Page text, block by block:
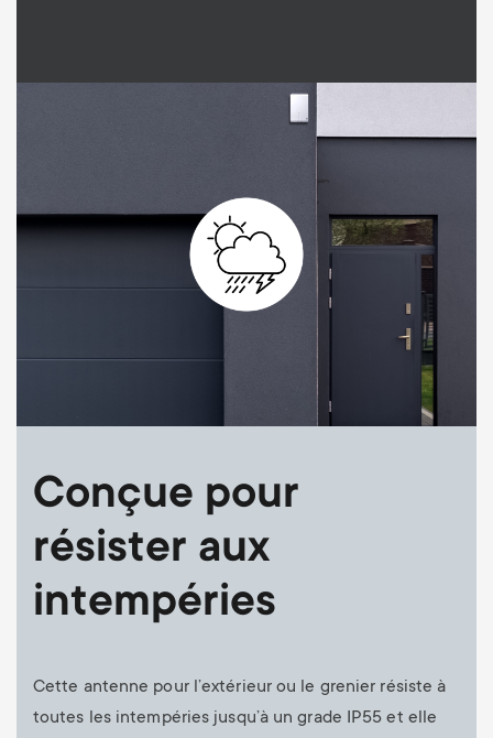
Conçue pour
résister aux
intempéries
Cette antenne pour l’extérieur ou le grenier résiste à
toutes les intempéries jusqu’à un grade IP55 et elle